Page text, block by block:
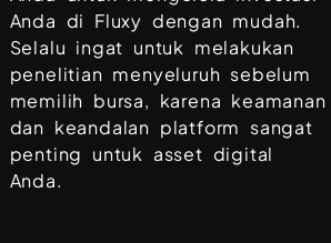
Anda di Fluxy dengan mudah.
Selalu ingat untuk melakukan
penelitian menyeluruh sebelum
memilih bursa, karena keamanan
dan keandalan platform sangat
penting untuk asset digital
Anda.